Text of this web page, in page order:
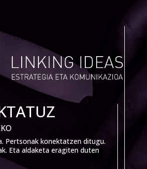
Pertsonak konektatzen ditugu.
Eta aldaketa eragiten duten